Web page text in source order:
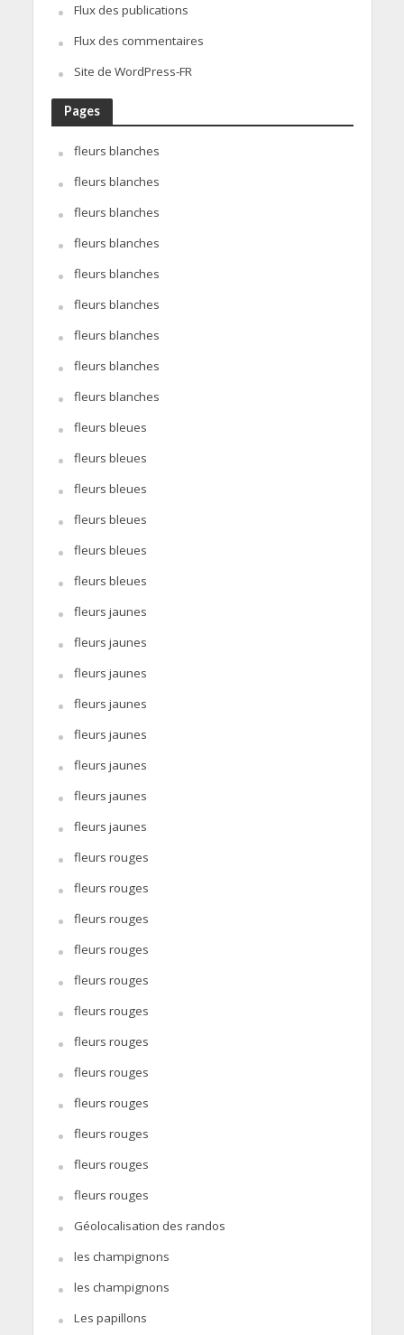
Flux des publications
Flux des commentaires
Site de WordPress-FR
Pages
fleurs blanches
fleurs blanches
fleurs blanches
fleurs blanches
fleurs blanches
fleurs blanches
fleurs blanches
fleurs blanches
fleurs blanches
fleurs bleues
fleurs bleues
fleurs bleues
fleurs bleues
fleurs bleues
fleurs bleues
fleurs jaunes
fleurs jaunes
fleurs jaunes
fleurs jaunes
fleurs jaunes
fleurs jaunes
fleurs jaunes
fleurs jaunes
fleurs rouges
fleurs rouges
fleurs rouges
fleurs rouges
fleurs rouges
fleurs rouges
fleurs rouges
fleurs rouges
fleurs rouges
fleurs rouges
fleurs rouges
fleurs rouges
Géolocalisation des randos
les champignons
les champignons
Les papillons